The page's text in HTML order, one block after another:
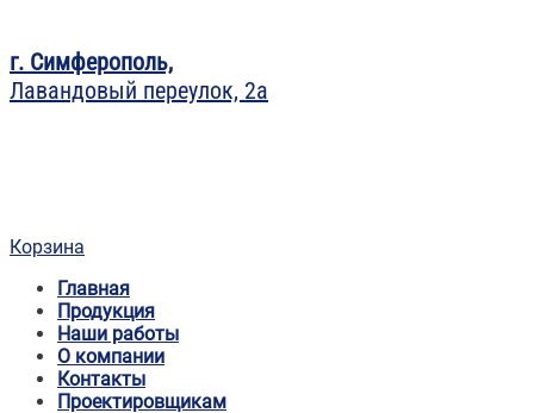
г. Симферополь,
Лавандовый переулок, 2а
Корзина
Главная
Продукция
Наши работы
О компании
Контакты
Проектировщикам